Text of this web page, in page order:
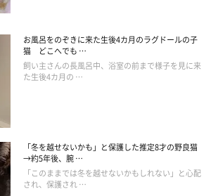
5倍速にしてみた(*´∀｀笑) ❄︎ ❄︎ #5倍速 #パン
んべんなくこねましょう #こねすぎ注意 #
. #猫 #ねこすたぐらむ #ペコねこ部 #猫好き
ゃんだふるらいふ #猫のいる暮らし #かわい
ぐらむ #instacat #catstagram #ilovemycat
#petstagram #meow #キジシロ #茶トラ #
ハダ #サワラ #保護猫 #多頭飼い #猫あるあ
ち
がシェアした投稿 -
お風呂をのぞきに来た生後4カ月のラグドールの子
猫 どこへでも …
飼い主さんの長風呂中、浴室の前まで様子を見に来
た生後4カ月の …
「冬を越せないかも」と保護した推定8才の野良猫
→約5年後、腕 …
「このままでは冬を越せないかもしれない」と心配
され、保護され …